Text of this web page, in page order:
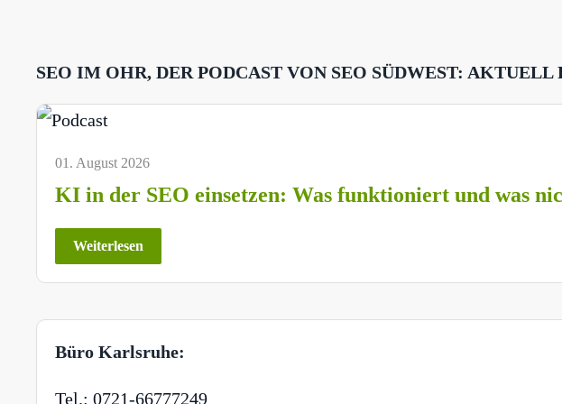
SEO IM OHR, DER PODCAST VON SEO SÜDWEST: AKTUELL
01. August 2026
KI in der SEO einsetzen: Was funktioniert und was
Weiterlesen
Büro Karlsruhe:
Tel.: 0721-66777249